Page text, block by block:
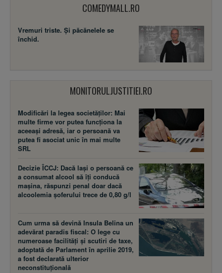
COMEDYMALL.RO
Vremuri triste. Şi păcănelele se
închid.
MONITORULJUSTITIEI.RO
Modificări la legea societăţilor: Mai
multe firme vor putea funcţiona la
aceeaşi adresă, iar o persoană va
putea fi asociat unic în mai multe
SRL
Decizie ÎCCJ: Dacă laşi o persoană ce
a consumat alcool să îţi conducă
maşina, răspunzi penal doar dacă
alcoolemia şoferului trece de 0,80 g/l
Cum urma să devină Insula Belina un
adevărat paradis fiscal: O lege cu
numeroase facilităţi şi scutiri de taxe,
adoptată de Parlament în aprilie 2019,
a fost declarată ulterior
neconstituţională